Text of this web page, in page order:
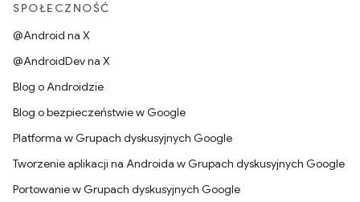
SPOŁECZNOŚĆ
@Android na X
@AndroidDev na X
Blog o Androidzie
Blog o bezpieczeństwie w Google
Platforma w Grupach dyskusyjnych Google
Tworzenie aplikacji na Androida w Grupach dyskusyjnych Google
Portowanie w Grupach dyskusyjnych Google